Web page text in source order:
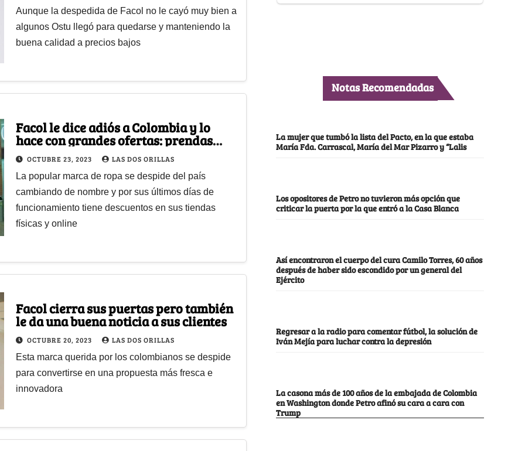
Aunque la despedida de Facol no le cayó muy bien a
algunos Ostu llegó para quedarse y manteniendo la
buena calidad a precios bajos
Facol le dice adiós a Colombia y lo
hace con grandes ofertas: prendas
desde 12 mil
OCTUBRE 23, 2023 LAS DOS ORILLAS
La popular marca de ropa se despide del país
cambiando de nombre y por sus últimos días de
funcionamiento tiene descuentos en sus tiendas
físicas y online
Facol cierra sus puertas pero también
le da una buena noticia a sus clientes
OCTUBRE 20, 2023 LAS DOS ORILLAS
Esta marca querida por los colombianos se despide
para convertirse en una propuesta más fresca e
innovadora
Notas Recomendadas
La mujer que tumbó la lista del Pacto, en la que estaba
María Fda. Carrascal, María del Mar Pizarro y “Lalis
Los opositores de Petro no tuvieron más opción que
criticar la puerta por la que entró a la Casa Blanca
Así encontraron el cuerpo del cura Camilo Torres, 60 años
después de haber sido escondido por un general del
Ejército
Regresar a la radio para comentar fútbol, la solución de
Iván Mejía para luchar contra la depresión
La casona más de 100 años de la embajada de Colombia
en Washington donde Petro afinó su cara a cara con
Trump